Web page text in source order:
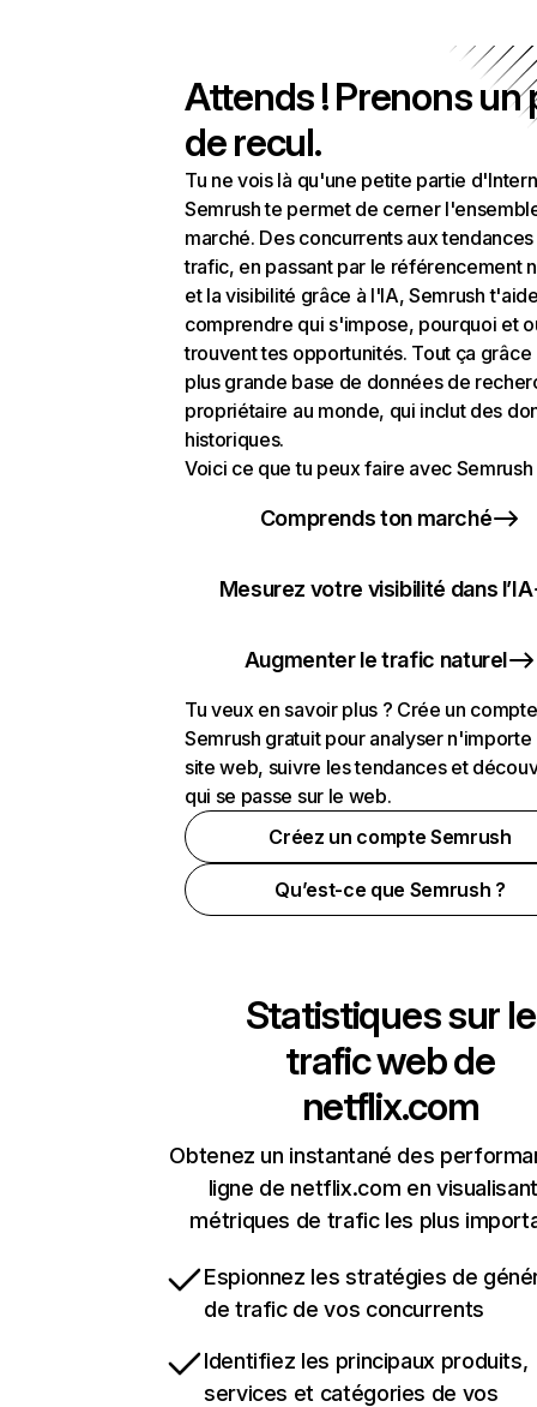
Attends ! Prenons un
de recul.
Tu ne vois là qu'une petite partie
Semrush te permet de cerner
marché. Des concurrents aux
trafic, en passant par le référencement
et la visibilité grâce à l'IA, Semrush
comprendre qui s'impose, pourquoi et
trouvent tes opportunités. Tout ça grâce
plus grande base de données de
propriétaire au monde, qui inclut des
historiques.
Voici ce que tu peux faire avec Semrush
Comprends ton marché
Mesurez votre visibilité dans l’IA
Augmenter le trafic naturel
Tu veux en savoir plus ? Crée un compte
Semrush gratuit pour analyser n'importe
site web, suivre les tendances et
qui se passe sur le web.
Créez un compte Semrush
Qu’est-ce que Semrush ?
Statistiques sur le
trafic web de
netflix.com
Obtenez un instantané des
ligne de netflix.com en
métriques de trafic les plus
Espionnez les stratégies de
de trafic de vos concurrents
Identifiez les principaux produits,
services et catégories de vos